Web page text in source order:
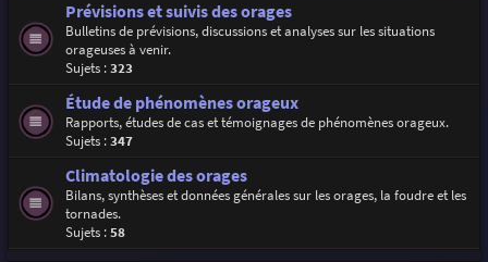
Prévisions et suivis des orages
Bulletins de prévisions, discussions et analyses sur les situations
orageuses à venir.
Sujets :323
Étude de phénomènes orageux
Rapports, études de cas et témoignages de phénomènes orageux.
Sujets :347
Climatologie des orages
Bilans, synthèses et données générales sur les orages, la foudre et les
tornades.
Sujets :58